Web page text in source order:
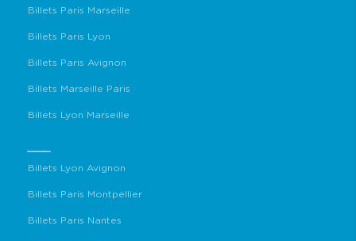
Billets Paris Marseille
Billets Paris Lyon
Billets Paris Avignon
Billets Marseille Paris
Billets Lyon Marseille
Billets Lyon Avignon
Billets Paris Montpellier
Billets Paris Nantes